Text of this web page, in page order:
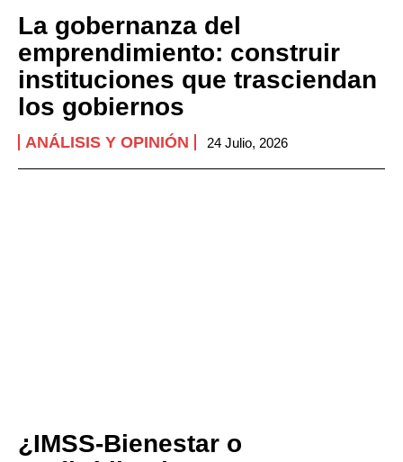
La gobernanza del
emprendimiento: construir
instituciones que trasciendan
los gobiernos
ANÁLISIS Y OPINIÓN 24 Julio, 2026
¿IMSS-Bienestar o